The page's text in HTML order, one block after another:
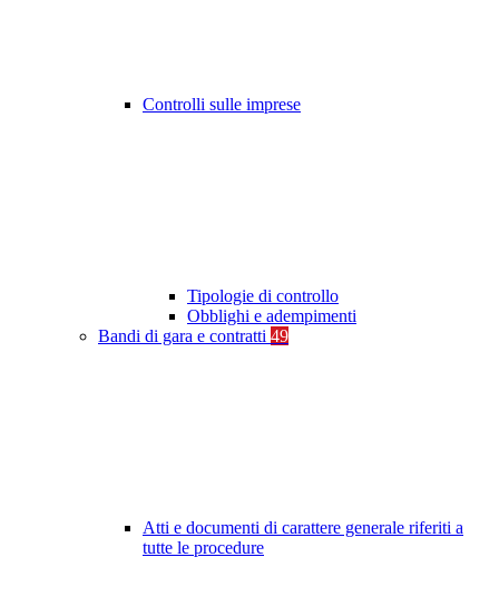
Controlli sulle imprese
Tipologie di controllo
Obblighi e adempimenti
Bandi di gara e contratti 49
Atti e documenti di carattere generale riferiti a
tutte le procedure